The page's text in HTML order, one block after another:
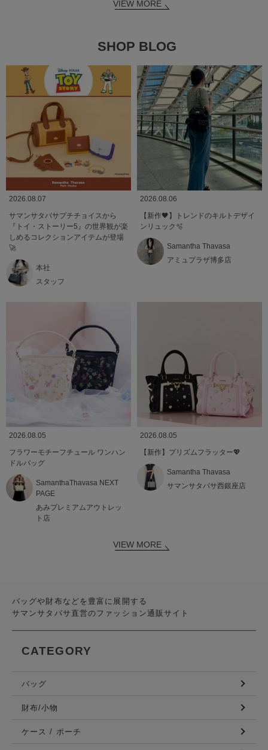
VIEW MORE
SHOP BLOG
2026.08.07
サマンサタバサプチチョイスから
『トイ・ストーリー5』の世界観が楽
しめるコレクションアイテムが登場
🚀
本社
スタッフ
2026.08.06
【新作🖤】トレンドのキルトデザイ
ンリュック🫧
Samantha Thavasa
アミュプラザ博多店
2026.08.05
フラワーモチーフチュール ワンハン
ドルバッグ
SamanthaThavasa NEXT
PAGE
あみプレミアムアウトレッ
ト店
2026.08.05
【新作】プリズムフラッター💖
Samantha Thavasa
サマンサタバサ西銀座店
VIEW MORE
バッグや財布などを豊富に展開する
サマンサタバサ直営のファッション通販サイト
CATEGORY
バッグ
財布/小物
ケース / ポーチ